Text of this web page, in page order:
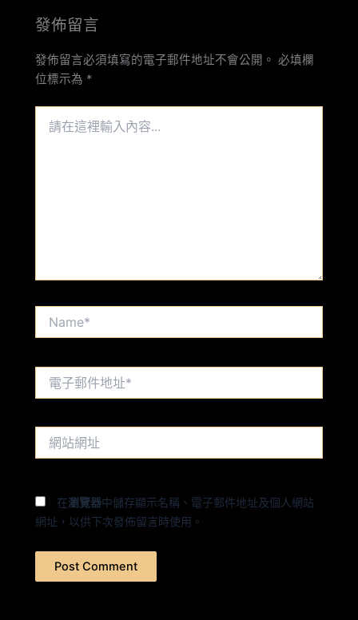
發佈留言
發佈留言必須填寫的電子郵件地址不會公開。 必填欄
位標示為 *
在瀏覽器中儲存顯示名稱、電子郵件地址及個人網站
網址，以供下次發佈留言時使用。